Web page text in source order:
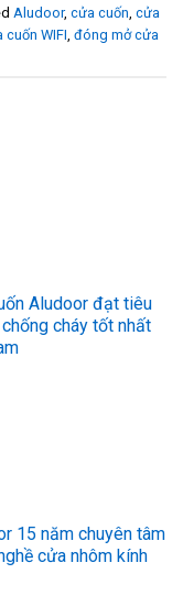
Aludoor, cửa cuốn cửa
cuốn WIFI đóng mở cửa
Aludoor đạt tiêu
cháy tốt nhất
15 năm chuyên tâm
cửa nhôm kính